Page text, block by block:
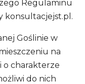
Regulaminu
konsultacjejst.pl.
Goślinie w
na
o charakterze
do nich